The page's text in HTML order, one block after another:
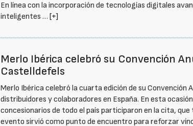
En línea con la incorporación de tecnologías digitales
inteligentes …[+]
Merlo Ibérica celebró su Convención
Castelldefels
Merlo Ibérica celebró la cuarta edición de su Convención
distribuidores y colaboradores en España. En esta
concesionarios de todo el país participaron en la cita,
evento sirvió como punto de encuentro para reforzar